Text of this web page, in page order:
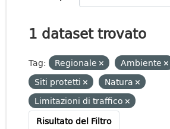
1 dataset trovato
Tag: Regionale
Ambiente
Siti protetti
Natura
Limitazioni di traffico
Risultato del Filtro